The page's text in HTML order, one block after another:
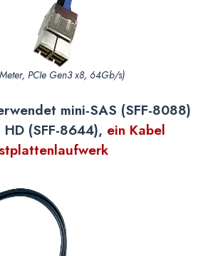
PCIe Gen3 x8, 64Gb/s)
mini-SAS (SFF-8088)
(SFF-8644), ein Kabel